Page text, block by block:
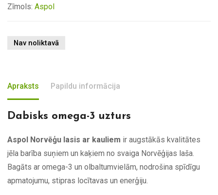
Zīmols: Aspol
Nav noliktavā
Apraksts Papildu informācija
Dabisks omega-3 uzturs
Aspol Norvēģu lasis ar kauliem ir augstākās kvalitātes
jēla barība suņiem un kaķiem no svaiga Norvēģijas laša.
Bagāts ar omega-3 un olbaltumvielām, nodrošina spīdīgu
apmatojumu, stipras locītavas un enerģiju.